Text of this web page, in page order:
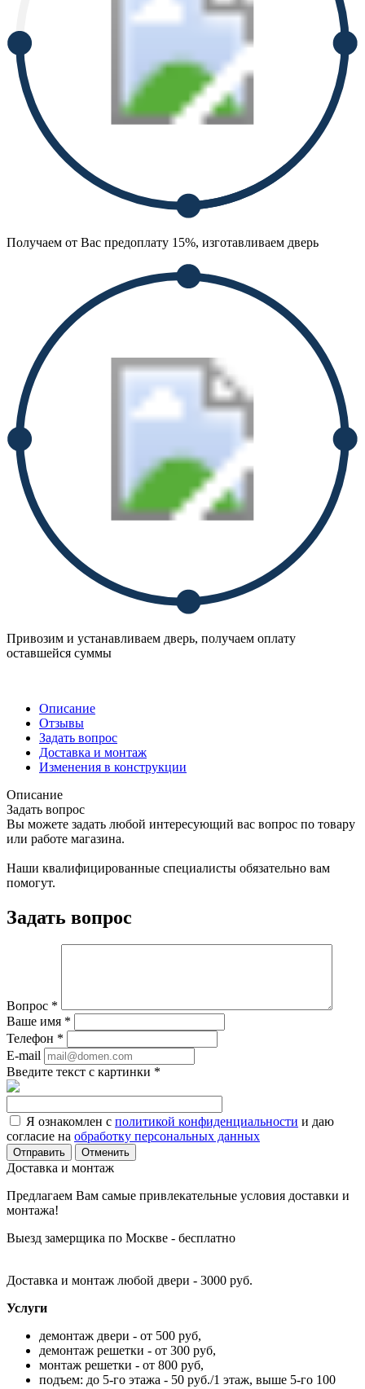
Получаем от Вас предоплату 15%, изготавливаем дверь
Привозим и устанавливаем дверь, получаем оплату
оставшейся суммы
Описание
Отзывы
Задать вопрос
Доставка и монтаж
Изменения в конструкции
Описание
Задать вопрос
Вы можете задать любой интересующий вас вопрос по товару
или работе магазина.
Наши квалифицированные специалисты обязательно вам
помогут.
Задать вопрос
Вопрос *
Ваше имя *
Телефон *
E-mail
Введите текст с картинки *
Я ознакомлен с политикой конфиденциальности и даю
согласие на обработку персональных данных
Отменить
Доставка и монтаж
Предлагаем Вам самые привлекательные условия доставки и
монтажа!
Выезд замерщика по Москве - бесплатно
Доставка и монтаж любой двери - 3000 руб.
Услуги
демонтаж двери - от 500 руб,
демонтаж решетки - от 300 руб,
монтаж решетки - от 800 руб,
подъем: до 5-го этажа - 50 руб./1 этаж, выше 5-го 100